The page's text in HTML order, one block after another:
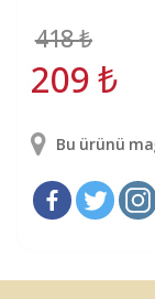
418₺
209₺
Bu ürünü